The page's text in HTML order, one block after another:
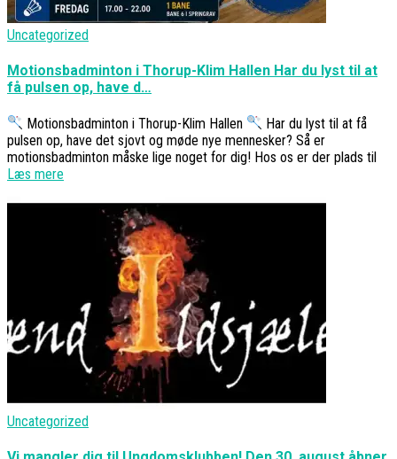
Uncategorized
Motionsbadminton i Thorup-Klim Hallen Har du lyst til at
få pulsen op, have d…
Motionsbadminton i Thorup-Klim Hallen
Har du lyst til at få
pulsen op, have det sjovt og møde nye mennesker? Så er
motionsbadminton måske lige noget for dig! Hos os er der plads til
Læs mere
Uncategorized